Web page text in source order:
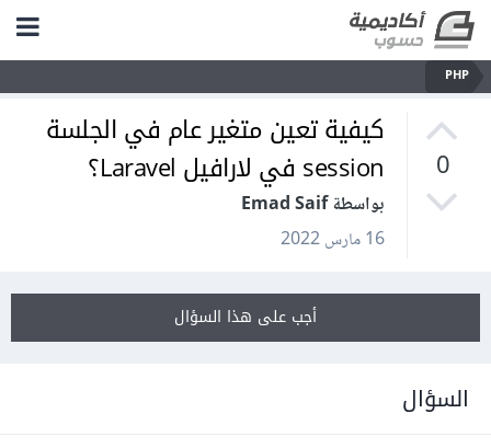
PHP
0
كيفية تعين متغير عام في الجلسة
session في لارافيل Laravel؟
بواسطة Emad Saif
16 مارس 2022
أجب على هذا السؤال
السؤال